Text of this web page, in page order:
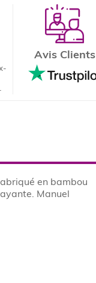
Avis Clients
en bambou
Manuel